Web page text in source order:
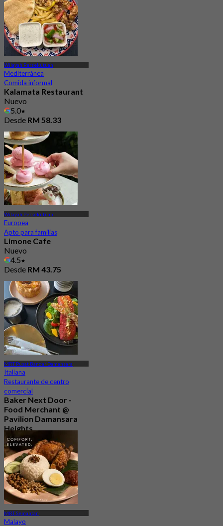
Wilayah Persekutuan
Mediterránea
Comida informal
Kalamata Restaurant
Nuevo
5.0
Desde RM 58.33
Wilayah Persekutuan
Europea
Apto para familias
Limone Cafe
Nuevo
4.5
Desde RM 43.75
MRT Pusat Bandar Damansara
Italiana
Restaurante de centro
comercial
Baker Next Door -
Food Merchant @
Pavilion Damansara
Heights
Nuevo
4.4
DesdeRM 41.25
MRT Semantan
Malayo